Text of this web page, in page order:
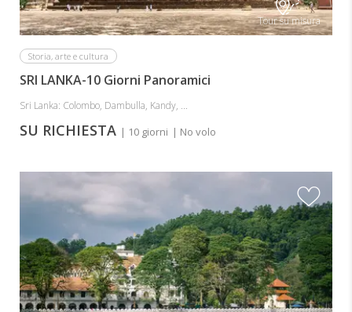
Tour su misura
Storia, arte e cultura
SRI LANKA-10 Giorni Panoramici
Sri Lanka: Colombo, Dambulla, Kandy, ...
SU RICHIESTA | 10 giorni | No volo